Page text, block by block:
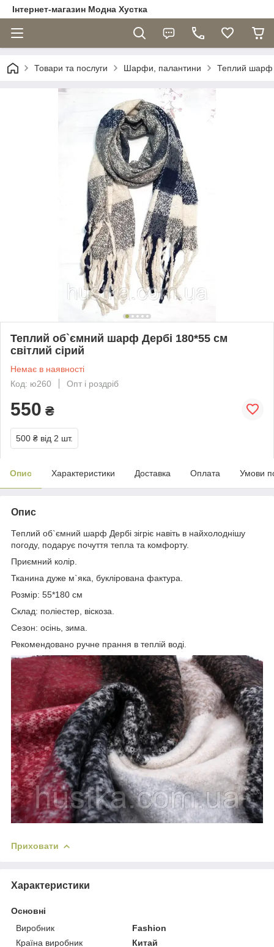
Інтернет-магазин Модна Хустка
Товари та послуги Шарфи, палантини Теплий шарф
Теплий об`ємний шарф Дербі 180*55 см
світлий сірий
Немає в наявності
Код: ю260
Опт і роздріб
550 ₴
500 ₴ від 2 шт.
Опис Характеристики Доставка Оплата Умови
Опис
Теплий об`ємний шарф Дербі зігріє навіть в найхолоднішу
погоду, подарує почуття тепла та комфорту.
Приємний колір.
Тканина дуже м`яка, буклірована фактура.
Розмір: 55*180 см
Склад: поліестер, віскоза.
Сезон: осінь, зима.
Рекомендовано ручне прання в теплій воді.
Приховати
Характеристики
Основні
Виробник
Fashion
Країна виробник
Китай